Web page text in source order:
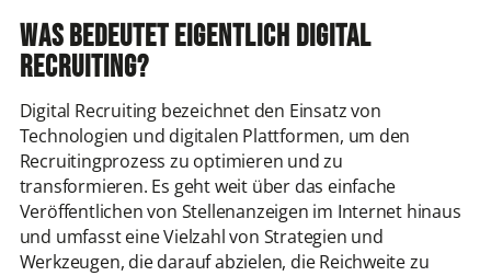
Was bedeutet eigentlich Digital
Recruiting?
Digital Recruiting bezeichnet den Einsatz von
Technologien und digitalen Plattformen, um den
Recruitingprozess zu optimieren und zu
transformieren. Es geht weit über das einfache
Veröffentlichen von Stellenanzeigen im Internet hinaus
und umfasst eine Vielzahl von Strategien und
Werkzeugen, die darauf abzielen, die Reichweite zu